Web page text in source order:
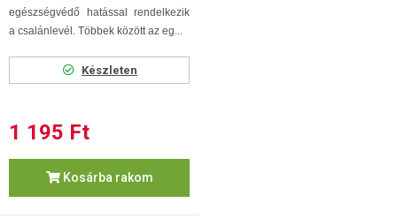
egészségvédő hatással rendelkezik
a csalánlevél. Többek között az eg...
Készleten
1 195 Ft
Kosárba rakom